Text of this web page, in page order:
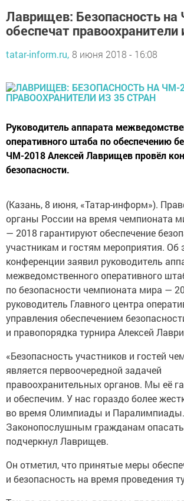
Лаврищев: Безопасность
обеспечат правоохранители
tatar-inform.ru, 8 июня 2018 - 16:08
Руководитель аппарата
оперативного штаба по обеспечению
ЧМ-2018 Алексей Лаврищев провёл
безопасности.
(Казань, 8 июня, «Татар-информ»).
органы России на время чемпионата
— 2018 гарантируют обеспечение
участникам и гостям мероприятия. Об
конференции заявил руководитель
межведомственного оперативного
по безопасности чемпионата мира —
руководитель Главного центра
управления обеспечением
и правопорядка турнира Алексей
«Безопасность участников и гостей
является первоочередной задачей
правоохранительных органов. Мы её
и обеспечим. У нас гораздо более
во время Олимпиады и Паралимпиады.
Законопослушным гражданам
подчеркнул Лаврищев.
Он отметил, что принятые меры
и безопасность на время проведения